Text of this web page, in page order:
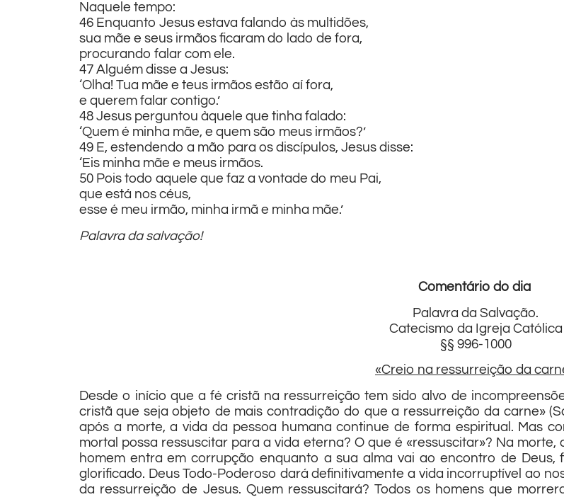
Naquele tempo:
46 Enquanto Jesus estava falando às multidões,
sua mãe e seus irmãos ficaram do lado de fora,
procurando falar com ele.
47 Alguém disse a Jesus:
‘Olha! Tua mãe e teus irmãos estão aí fora,
e querem falar contigo.’
48 Jesus perguntou àquele que tinha falado:
‘Quem é minha mãe, e quem são meus irmãos?’
49 E, estendendo a mão para os discípulos, Jesus disse:
‘Eis minha mãe e meus irmãos.
50 Pois todo aquele que faz a vontade do meu Pai,
que está nos céus,
esse é meu irmão, minha irmã e minha mãe.’
Palavra da salvação!
Comentário do dia
Palavra da Salvação.
Catecismo da Igreja Católica
§§ 996-1000
«Creio na ressurreição da
Desde o início que a fé cristã na ressurreição tem sido alvo de
cristã que seja objeto de mais contradição do que a ressurreição da carne»
após a morte, a vida da pessoa humana continue de forma espiritual. Mas
mortal possa ressuscitar para a vida eterna? O que é «ressuscitar»? Na
homem entra em corrupção enquanto a sua alma vai ao encontro de
glorificado. Deus Todo-Poderoso dará definitivamente a vida incorruptível ao
da ressurreição de Jesus. Quem ressuscitará? Todos os homens que